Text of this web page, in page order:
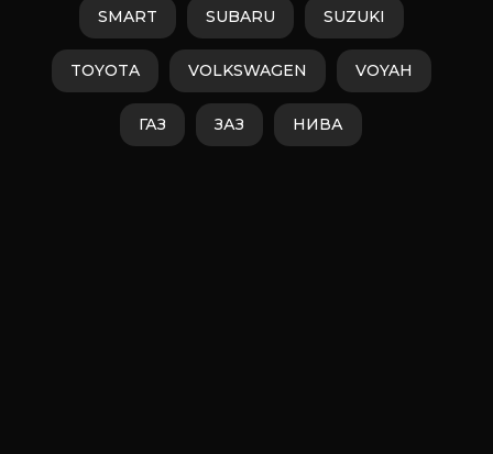
SMART SUBARU SUZUKI
TOYOTA VOLKSWAGEN VOYAH
ГАЗ ЗАЗ НИВА